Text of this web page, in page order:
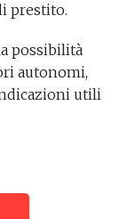
prestito.
possibilità
autonomi,
utili